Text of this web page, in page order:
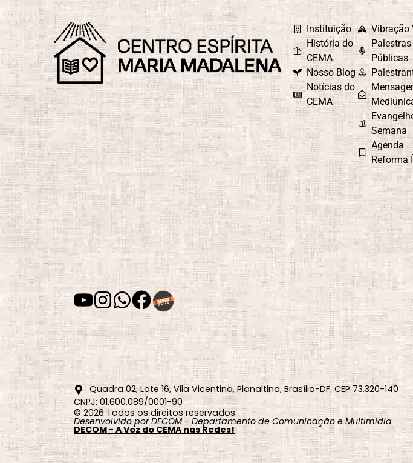
Instituição
História do
CEMA
Nosso Blog
Notícias do
CEMA
Vibração
Palestras
Públicas
Semana
Agenda
Reforma
Quadra 02, Lote 16, Vila Vicentina, Planaltina, Brasília-DF. CEP 73.320-140
CNPJ: 01.600.089/0001-90
© 2026 Todos os direitos reservados.
Desenvolvido por DECOM - Departamento de Comunicação e Multimídia
DECOM - A Voz do CEMA nas Redes!